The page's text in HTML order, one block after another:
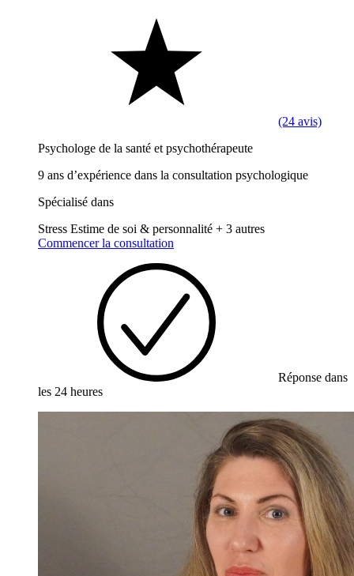
(24 avis)
Psychologe de la santé et psychothérapeute
9 ans d’expérience dans la consultation psychologique
Spécialisé dans
Stress Estime de soi & personnalité + 3 autres
Commencer la consultation
Réponse dans
les 24 heures